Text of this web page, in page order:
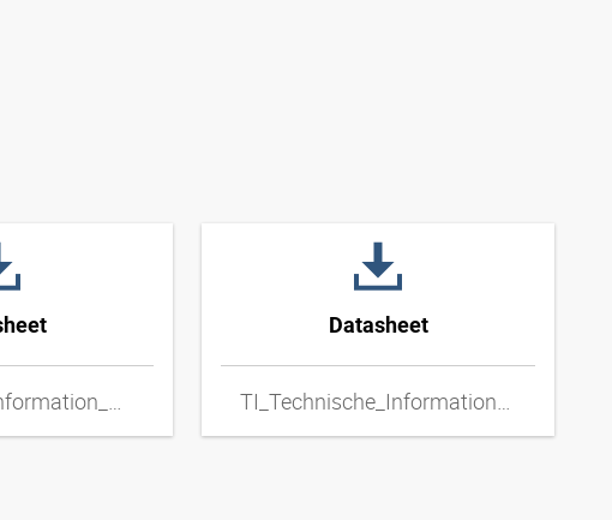
TI_Technical_Information_Metal_Hoses_ENxpdf
Datasheet
TI_Technische_Informationen_Metallschlaeuche_DExpdf